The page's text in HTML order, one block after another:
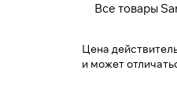
Все товары
Цена
и может